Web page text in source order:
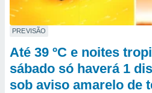
PREVISÃO
Até 39 ºC e noites
sábado só haverá 1
sob aviso amarelo de